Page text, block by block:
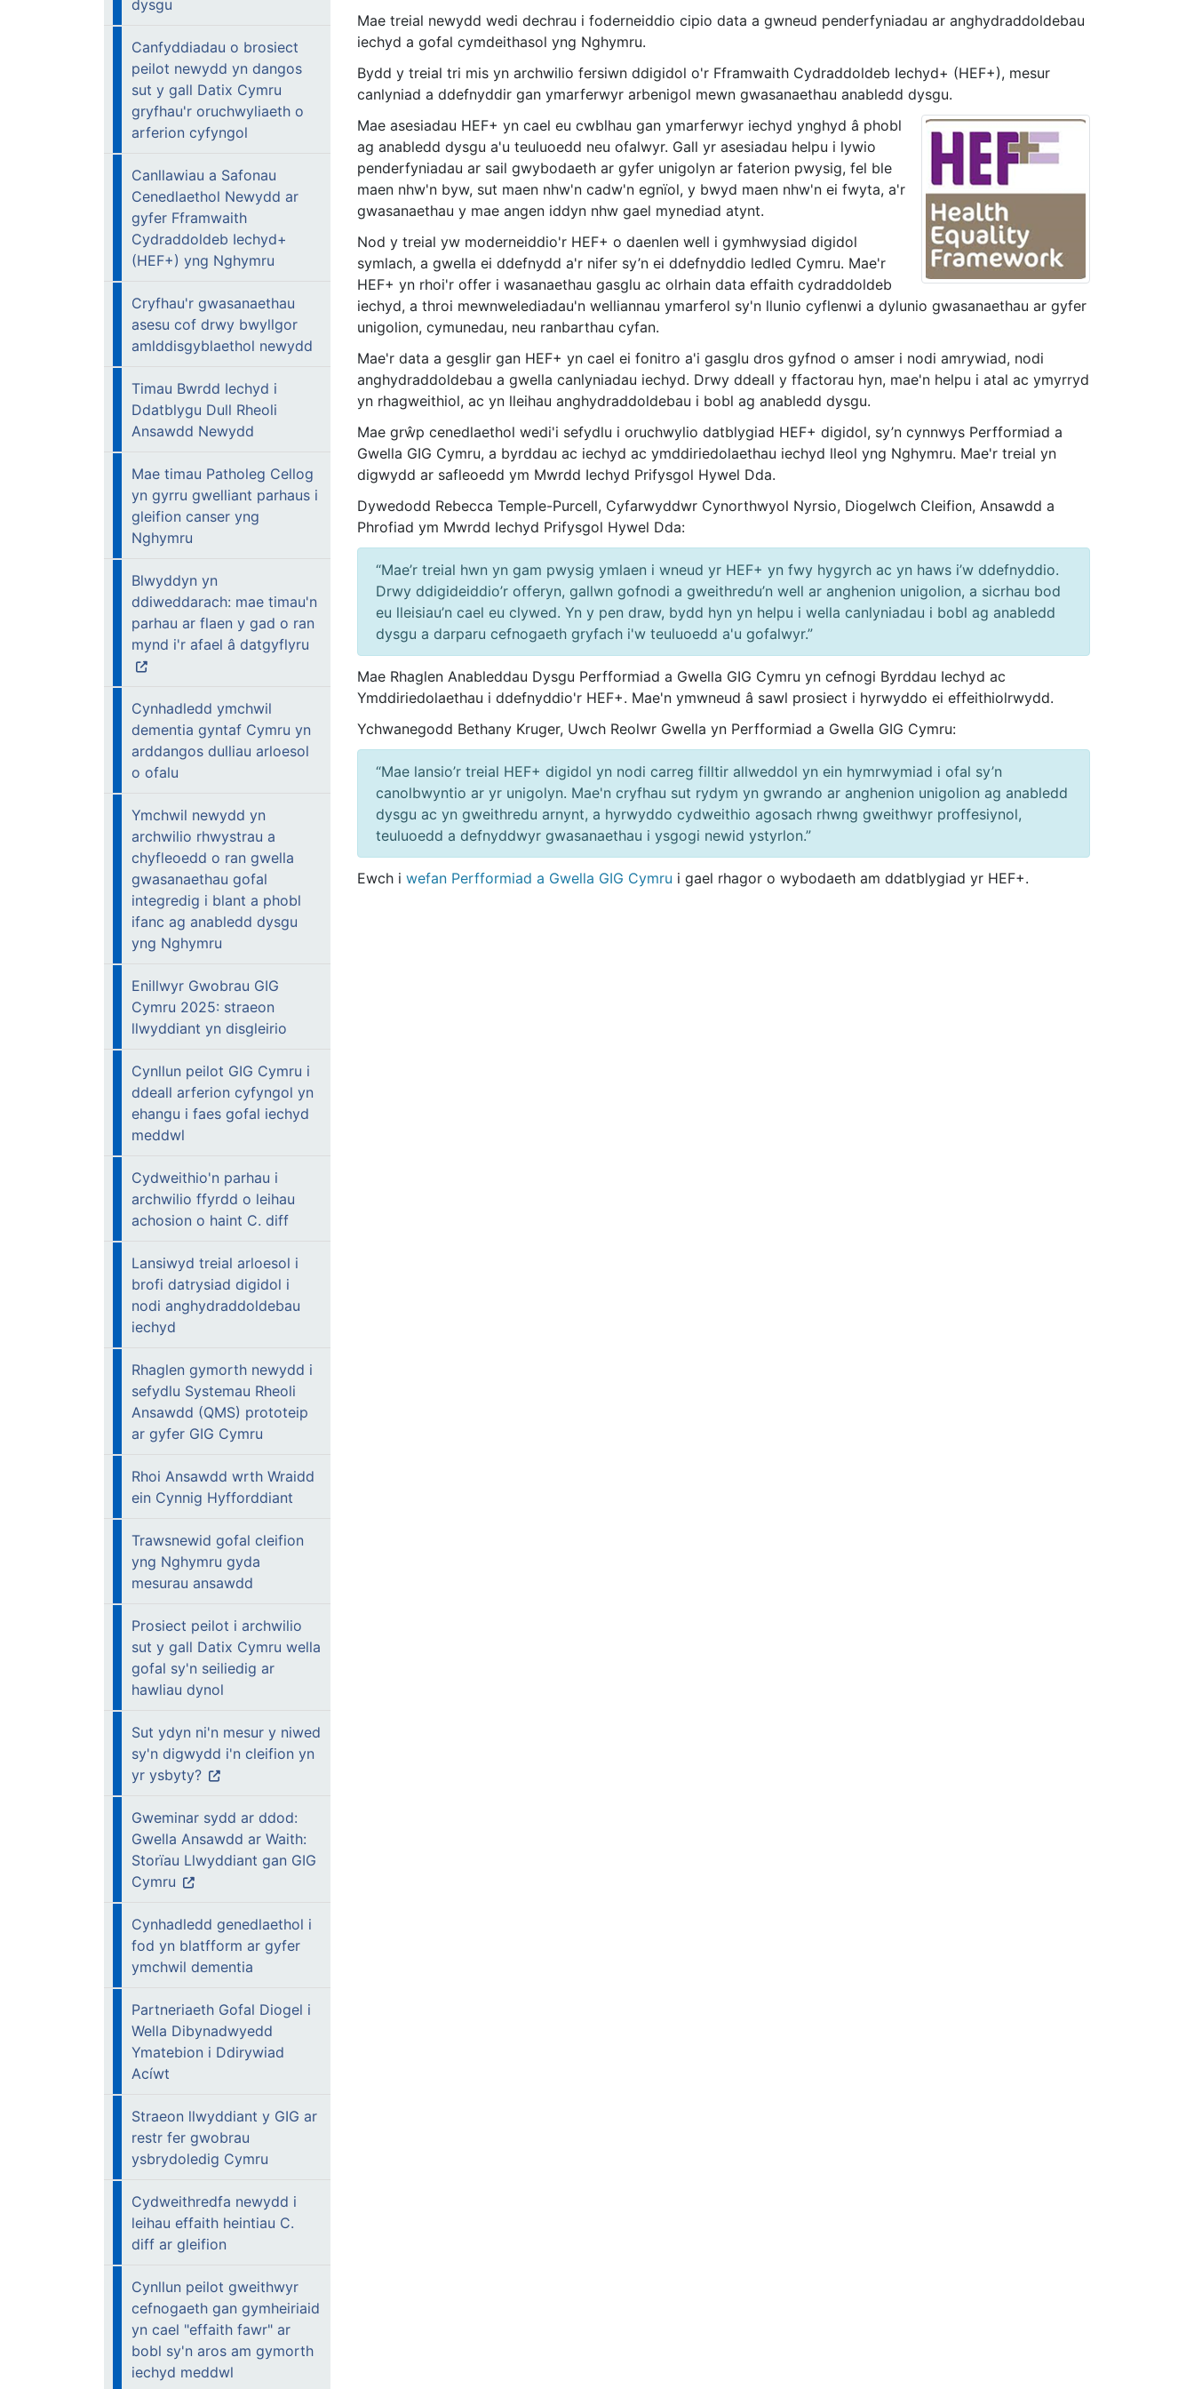
dysgu
Canfyddiadau o brosiect
peilot newydd yn dangos
sut y gall Datix Cymru
gryfhau'r oruchwyliaeth o
arferion cyfyngol
Canllawiau a Safonau
Cenedlaethol Newydd ar
gyfer Fframwaith
Cydraddoldeb Iechyd+
(HEF+) yng Nghymru
Cryfhau'r gwasanaethau
asesu cof drwy bwyllgor
amlddisgyblaethol newydd
Timau Bwrdd Iechyd i
Ddatblygu Dull Rheoli
Ansawdd Newydd
Mae timau Patholeg Cellog
yn gyrru gwelliant parhaus i
gleifion canser yng
Nghymru
Blwyddyn yn
ddiweddarach: mae timau'n
parhau ar flaen y gad o ran
mynd i'r afael â datgyflyru
Cynhadledd ymchwil
dementia gyntaf Cymru yn
arddangos dulliau arloesol
o ofalu
Ymchwil newydd yn
archwilio rhwystrau a
chyfleoedd o ran gwella
gwasanaethau gofal
integredig i blant a phobl
ifanc ag anabledd dysgu
yng Nghymru
Enillwyr Gwobrau GIG
Cymru 2025: straeon
llwyddiant yn disgleirio
Cynllun peilot GIG Cymru i
ddeall arferion cyfyngol yn
ehangu i faes gofal iechyd
meddwl
Cydweithio'n parhau i
archwilio ffyrdd o leihau
achosion o haint C. diff
Lansiwyd treial arloesol i
brofi datrysiad digidol i
nodi anghydraddoldebau
iechyd
Rhaglen gymorth newydd i
sefydlu Systemau Rheoli
Ansawdd (QMS) prototeip
ar gyfer GIG Cymru
Rhoi Ansawdd wrth Wraidd
ein Cynnig Hyfforddiant
Trawsnewid gofal cleifion
yng Nghymru gyda
mesurau ansawdd
Prosiect peilot i archwilio
sut y gall Datix Cymru wella
gofal sy'n seiliedig ar
hawliau dynol
Sut ydyn ni'n mesur y niwed
sy'n digwydd i'n cleifion yn
yr ysbyty?
Gweminar sydd ar ddod:
Gwella Ansawdd ar Waith:
Storïau Llwyddiant gan GIG
Cymru
Cynhadledd genedlaethol i
fod yn blatfform ar gyfer
ymchwil dementia
Partneriaeth Gofal Diogel i
Wella Dibynadwyedd
Ymatebion i Ddirywiad
Acíwt
Straeon llwyddiant y GIG ar
restr fer gwobrau
ysbrydoledig Cymru
Cydweithredfa newydd i
leihau effaith heintiau C.
diff ar gleifion
Cynllun peilot gweithwyr
cefnogaeth gan gymheiriaid
yn cael "effaith fawr" ar
bobl sy'n aros am gymorth
iechyd meddwl
Mae treial newydd wedi dechrau i foderneiddio cipio data a gwneud penderfyniadau ar anghydraddoldebau
iechyd a gofal cymdeithasol yng Nghymru.
Bydd y treial tri mis yn archwilio fersiwn ddigidol o'r Fframwaith Cydraddoldeb Iechyd+ (HEF+), mesur
canlyniad a ddefnyddir gan ymarferwyr arbenigol mewn gwasanaethau anabledd dysgu.
Mae asesiadau HEF+ yn cael eu cwblhau gan ymarferwyr iechyd ynghyd â phobl
ag anabledd dysgu a'u teuluoedd neu ofalwyr. Gall yr asesiadau helpu i lywio
penderfyniadau ar sail gwybodaeth ar gyfer unigolyn ar faterion pwysig, fel ble
maen nhw'n byw, sut maen nhw'n cadw'n egnïol, y bwyd maen nhw'n ei fwyta, a'r
gwasanaethau y mae angen iddyn nhw gael mynediad atynt.
Nod y treial yw moderneiddio'r HEF+ o daenlen well i gymhwysiad digidol
symlach, a gwella ei ddefnydd a'r nifer sy’n ei ddefnyddio ledled Cymru. Mae'r
HEF+ yn rhoi'r offer i wasanaethau gasglu ac olrhain data effaith cydraddoldeb
iechyd, a throi mewnwelediadau'n welliannau ymarferol sy'n llunio cyflenwi a dylunio gwasanaethau ar gyfer
unigolion, cymunedau, neu ranbarthau cyfan.
Mae'r data a gesglir gan HEF+ yn cael ei fonitro a'i gasglu dros gyfnod o amser i nodi amrywiad, nodi
anghydraddoldebau a gwella canlyniadau iechyd. Drwy ddeall y ffactorau hyn, mae'n helpu i atal ac ymyrryd
yn rhagweithiol, ac yn lleihau anghydraddoldebau i bobl ag anabledd dysgu.
Mae grŵp cenedlaethol wedi'i sefydlu i oruchwylio datblygiad HEF+ digidol, sy’n cynnwys Perfformiad a
Gwella GIG Cymru, a byrddau ac iechyd ac ymddiriedolaethau iechyd lleol yng Nghymru. Mae'r treial yn
digwydd ar safleoedd ym Mwrdd Iechyd Prifysgol Hywel Dda.
Dywedodd Rebecca Temple-Purcell, Cyfarwyddwr Cynorthwyol Nyrsio, Diogelwch Cleifion, Ansawdd a
Phrofiad ym Mwrdd Iechyd Prifysgol Hywel Dda:
“Mae’r treial hwn yn gam pwysig ymlaen i wneud yr HEF+ yn fwy hygyrch ac yn haws i’w ddefnyddio.
Drwy ddigideiddio’r offeryn, gallwn gofnodi a gweithredu’n well ar anghenion unigolion, a sicrhau bod
eu lleisiau’n cael eu clywed. Yn y pen draw, bydd hyn yn helpu i wella canlyniadau i bobl ag anabledd
dysgu a darparu cefnogaeth gryfach i'w teuluoedd a'u gofalwyr.”
Mae Rhaglen Anableddau Dysgu Perfformiad a Gwella GIG Cymru yn cefnogi Byrddau Iechyd ac
Ymddiriedolaethau i ddefnyddio'r HEF+. Mae'n ymwneud â sawl prosiect i hyrwyddo ei effeithiolrwydd.
Ychwanegodd Bethany Kruger, Uwch Reolwr Gwella yn Perfformiad a Gwella GIG Cymru:
“Mae lansio’r treial HEF+ digidol yn nodi carreg filltir allweddol yn ein hymrwymiad i ofal sy’n
canolbwyntio ar yr unigolyn. Mae'n cryfhau sut rydym yn gwrando ar anghenion unigolion ag anabledd
dysgu ac yn gweithredu arnynt, a hyrwyddo cydweithio agosach rhwng gweithwyr proffesiynol,
teuluoedd a defnyddwyr gwasanaethau i ysgogi newid ystyrlon.”
Ewch i wefan Perfformiad a Gwella GIG Cymru i gael rhagor o wybodaeth am ddatblygiad yr HEF+.